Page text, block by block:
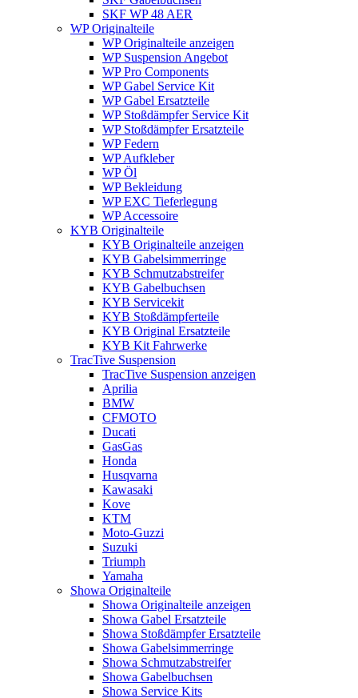
SKF WP 48 AER
WP Originalteile
WP Originalteile anzeigen
WP Suspension Angebot
WP Pro Components
WP Gabel Service Kit
WP Gabel Ersatzteile
WP Stoßdämpfer Service Kit
WP Stoßdämpfer Ersatzteile
WP Federn
WP Aufkleber
WP Öl
WP Bekleidung
WP EXC Tieferlegung
WP Accessoire
KYB Originalteile
KYB Originalteile anzeigen
KYB Gabelsimmerringe
KYB Schmutzabstreifer
KYB Gabelbuchsen
KYB Servicekit
KYB Stoßdämpferteile
KYB Original Ersatzteile
KYB Kit Fahrwerke
TracTive Suspension
TracTive Suspension anzeigen
Aprilia
BMW
CFMOTO
Ducati
GasGas
Honda
Husqvarna
Kawasaki
Kove
KTM
Moto-Guzzi
Suzuki
Triumph
Yamaha
Showa Originalteile
Showa Originalteile anzeigen
Showa Gabel Ersatzteile
Showa Stoßdämpfer Ersatzteile
Showa Gabelsimmerringe
Showa Schmutzabstreifer
Showa Gabelbuchsen
Showa Service Kits